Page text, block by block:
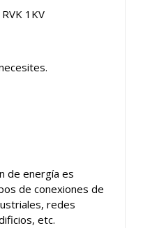
1KV
de energía es
de conexiones de
redes
etc.